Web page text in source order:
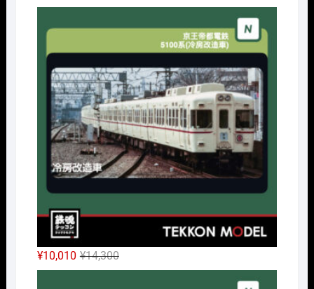
の
価
¥32,450
で
し
た。
在
の
は
¥24,338
で
す。
¥14,300元
の
¥10,010
現
在